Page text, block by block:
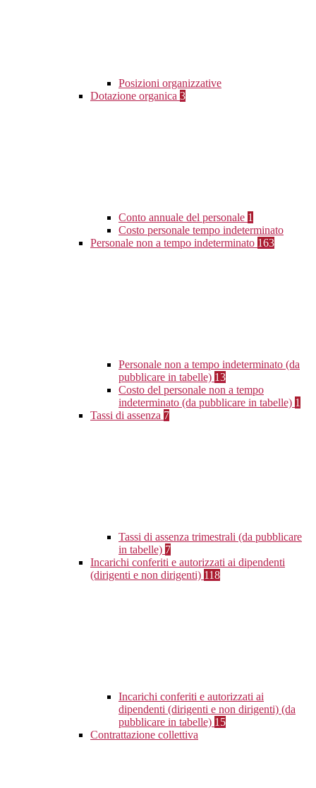
Posizioni organizzative
Dotazione organica 3
Conto annuale del personale 1
Costo personale tempo indeterminato
Personale non a tempo indeterminato 163
Personale non a tempo indeterminato (da
pubblicare in tabelle) 13
Costo del personale non a tempo
indeterminato (da pubblicare in tabelle) 1
Tassi di assenza 7
Tassi di assenza trimestrali (da pubblicare
in tabelle) 7
Incarichi conferiti e autorizzati ai dipendenti
(dirigenti e non dirigenti) 118
Incarichi conferiti e autorizzati ai
dipendenti (dirigenti e non dirigenti) (da
pubblicare in tabelle) 15
Contrattazione collettiva